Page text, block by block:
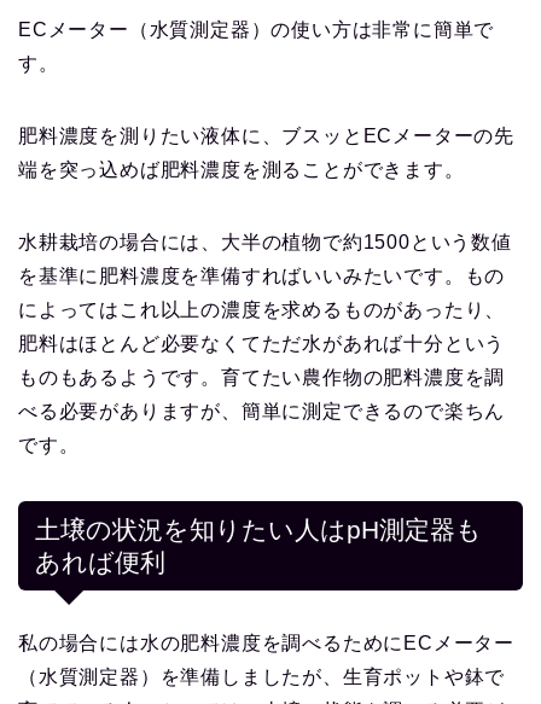
ECメーター（水質測定器）の使い方は非常に簡単で
す。
肥料濃度を測りたい液体に、ブスッとECメーターの先
端を突っ込めば肥料濃度を測ることができます。
水耕栽培の場合には、大半の植物で約1500という数値
を基準に肥料濃度を準備すればいいみたいです。もの
によってはこれ以上の濃度を求めるものがあったり、
肥料はほとんど必要なくてただ水があれば十分という
ものもあるようです。育てたい農作物の肥料濃度を調
べる必要がありますが、簡単に測定できるので楽ちん
です。
土壌の状況を知りたい人はpH測定器も
あれば便利
私の場合には水の肥料濃度を調べるためにECメーター
（水質測定器）を準備しましたが、生育ポットや鉢で